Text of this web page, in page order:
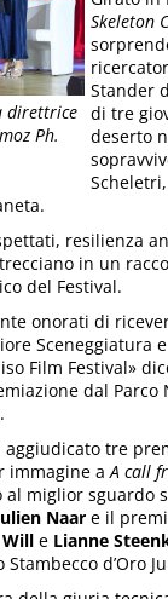
direttrice
Ph.
Skeleton
Stander
di tre
deserto
resilienza
in un
del Festival.
onorati di
Sceneggiatura e
Film Festival»
dal Parco
aggiudicato tre
immagine aA call
al miglior sguardo
Naar e il
Will e Lianne
d’Oro